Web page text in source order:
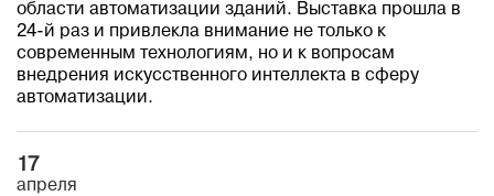
области автоматизации зданий. Выставка прошла в
24-й раз и привлекла внимание не только к
современным технологиям, но и к вопросам
внедрения искусственного интеллекта в сферу
автоматизации.
17
апреля